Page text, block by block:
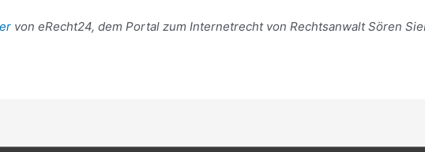
von eRecht24, dem Portal zum Internetrecht von Rechtsanwalt Sören